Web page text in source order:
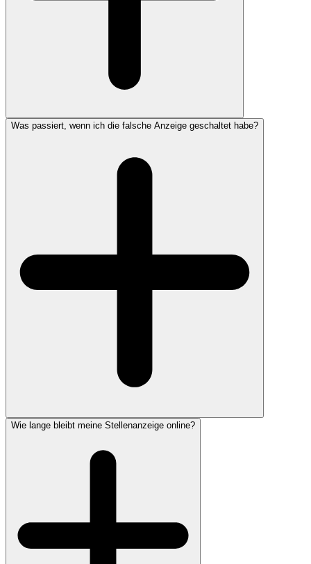
Was passiert, wenn ich die falsche Anzeige geschaltet habe?
Wie lange bleibt meine Stellenanzeige online?